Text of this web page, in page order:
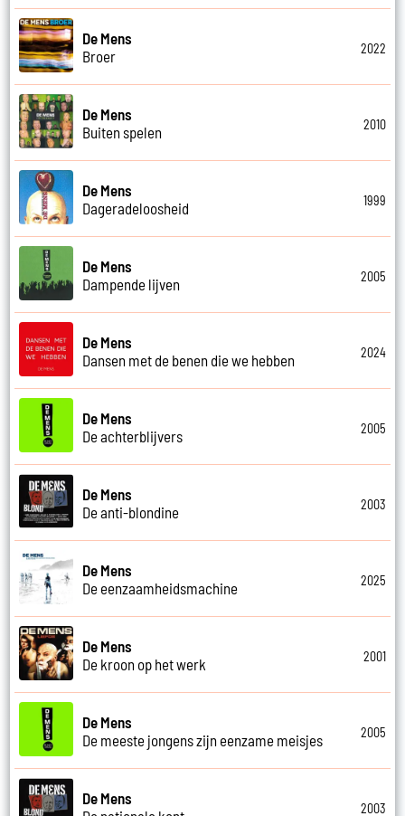
De Mens
Broer
2022
De Mens
Buiten spelen
2010
De Mens
Dageradeloosheid
1999
De Mens
Dampende lijven
2005
De Mens
Dansen met de benen die we hebben
2024
De Mens
De achterblijvers
2005
De Mens
De anti-blondine
2003
De Mens
De eenzaamheidsmachine
2025
De Mens
De kroon op het werk
2001
De Mens
De meeste jongens zijn eenzame meisjes
2005
De Mens
2003